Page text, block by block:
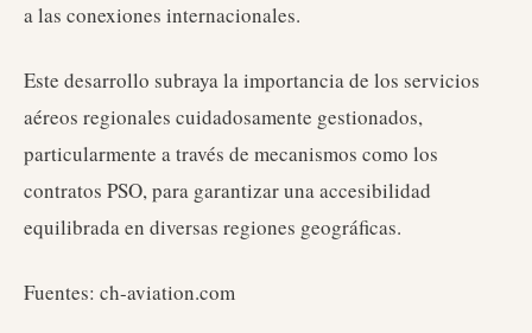
a las conexiones internacionales.
Este desarrollo subraya la importancia de los servicios
aéreos regionales cuidadosamente gestionados,
particularmente a través de mecanismos como los
contratos PSO, para garantizar una accesibilidad
equilibrada en diversas regiones geográficas.
Fuentes: ch-aviation.com